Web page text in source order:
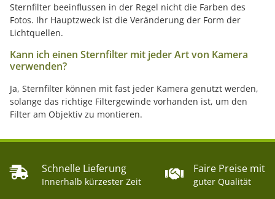
Sternfilter beeinflussen in der Regel nicht die Farben des
Fotos. Ihr Hauptzweck ist die Veränderung der Form der
Lichtquellen.
Kann ich einen Sternfilter mit jeder Art von Kamera
verwenden?
Ja, Sternfilter können mit fast jeder Kamera genutzt werden,
solange das richtige Filtergewinde vorhanden ist, um den
Filter am Objektiv zu montieren.
Schnelle Lieferung
Innerhalb kürzester Zeit
Faire Preise mit
guter Qualität